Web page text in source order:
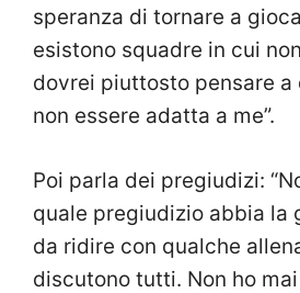
speranza di tornare a
esistono squadre in cui
dovrei piuttosto pensare a
non essere adatta a me”.
Poi parla dei pregiudizi:
quale pregiudizio abbia la
da ridire con qualche
discutono tutti. Non ho